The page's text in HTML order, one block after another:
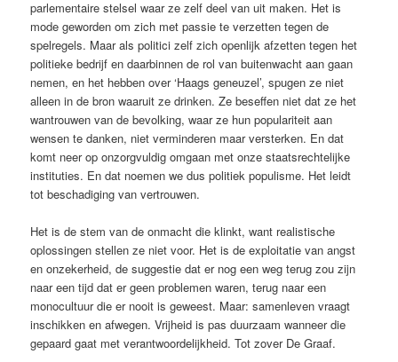
parlementaire stelsel waar ze zelf deel van uit maken. Het is
mode geworden om zich met passie te verzetten tegen de
spelregels. Maar als politici zelf zich openlijk afzetten tegen het
politieke bedrijf en daarbinnen de rol van buitenwacht aan gaan
nemen, en het hebben over ‘Haags geneuzel’, spugen ze niet
alleen in de bron waaruit ze drinken. Ze beseffen niet dat ze het
wantrouwen van de bevolking, waar ze hun populariteit aan
wensen te danken, niet verminderen maar versterken. En dat
komt neer op onzorgvuldig omgaan met onze staatsrechtelijke
instituties. En dat noemen we dus politiek populisme. Het leidt
tot beschadiging van vertrouwen.
Het is de stem van de onmacht die klinkt, want realistische
oplossingen stellen ze niet voor. Het is de exploitatie van angst
en onzekerheid, de suggestie dat er nog een weg terug zou zijn
naar een tijd dat er geen problemen waren, terug naar een
monocultuur die er nooit is geweest. Maar: samenleven vraagt
inschikken en afwegen. Vrijheid is pas duurzaam wanneer die
gepaard gaat met verantwoordelijkheid. Tot zover De Graaf.